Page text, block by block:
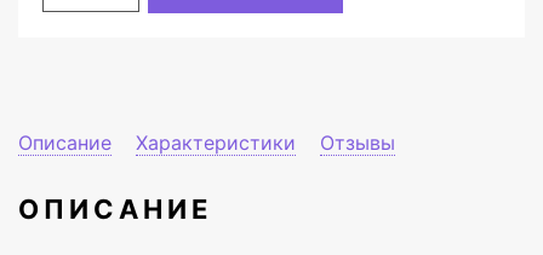
Описание Характеристики Отзывы
ОПИСАНИЕ